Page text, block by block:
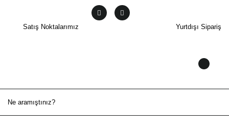
Satış Noktalarımız Yurtdışı Sipariş